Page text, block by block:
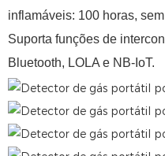
inflamáveis: 100 horas,
Suporta funções de
Bluetooth, LOLA e NB-IoT.